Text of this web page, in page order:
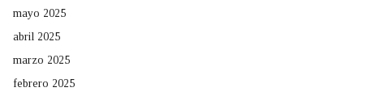
mayo 2025
abril 2025
marzo 2025
febrero 2025